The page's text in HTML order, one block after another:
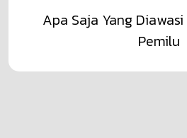
Apa Saja Yang
Pemilu